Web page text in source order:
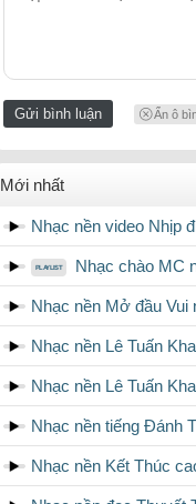
Ẩn ô
Mới nhất
Nhạc nền video Nhịp
Nhạc chào MC
Nhạc nền Mở đầu Vui
Nhạc nền Lê Tuấn
Nhạc nền Lê Tuấn
Nhạc nền tiếng Đánh
Nhạc nền Kết Thúc